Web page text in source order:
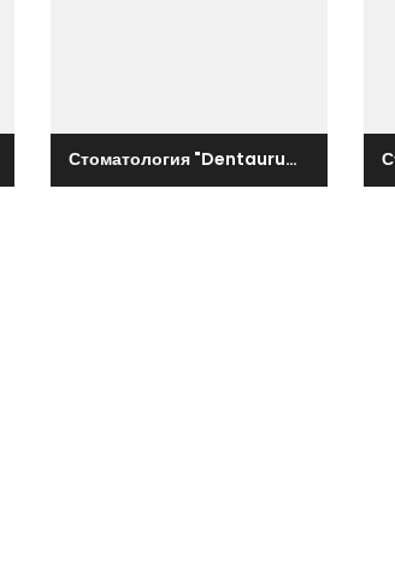
Стоматология "Dentaurum"